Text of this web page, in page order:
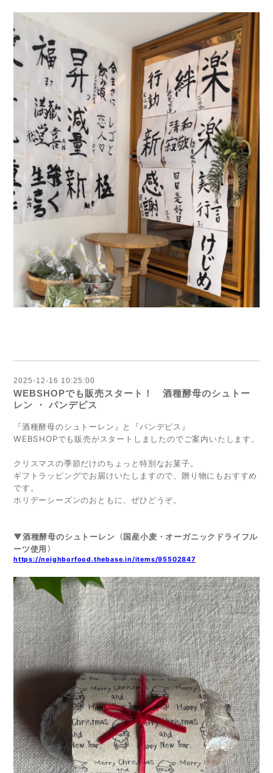
2025-12-16 10:25:00
WEBSHOPでも販売スタート！ 酒種酵母のシュトー
レン ・ パンデピス
『酒種酵母のシュトーレン』と『パンデピス』
WEBSHOPでも販売がスタートしましたのでご案内いたします。
クリスマスの季節だけのちょっと特別なお菓子。
ギフトラッピングでお届けいたしますので、贈り物にもおすすめ
です。
ホリデーシーズンのおともに、ぜひどうぞ。
▼酒種酵母のシュトーレン〈国産小麦・オーガニックドライフル
ーツ使用〉
https://neighborfood.thebase.in/items/95502847